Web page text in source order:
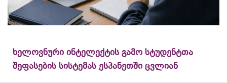
ხელოვნური ინტელექტის გამო სტუდენტთა
შეფასების სისტემას ესპანეთში ცვლიან